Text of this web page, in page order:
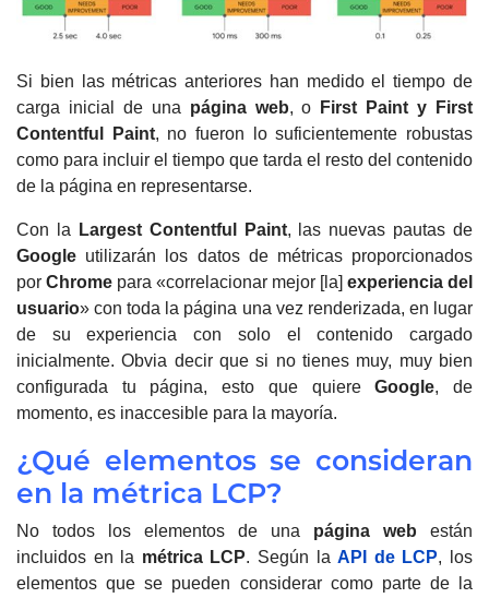
Si bien las métricas anteriores han medido el tiempo de
carga inicial de una página web, o
First Paint y First
Contentful Paint, no fueron lo suficientemente robustas
como para incluir el tiempo que tarda el resto del contenido
de la página en representarse.
Con la Largest Contentful Paint, las nuevas pautas de
Google utilizarán los datos de métricas proporcionados
por Chrome para «correlacionar mejor [la] experiencia del
usuario» con toda la página una vez renderizada, en lugar
de su experiencia con solo el contenido cargado
inicialmente. Obvia decir que si no tienes muy, muy bien
configurada tu página, esto que quiereGoogle, de
momento, es inaccesible para la mayoría.
¿Qué elementos se consideran
en la métrica LCP?
No todos los elementos de una página web están
incluidos en la métrica LCP. Según la API de LCP, los
elementos que se pueden considerar como parte de la